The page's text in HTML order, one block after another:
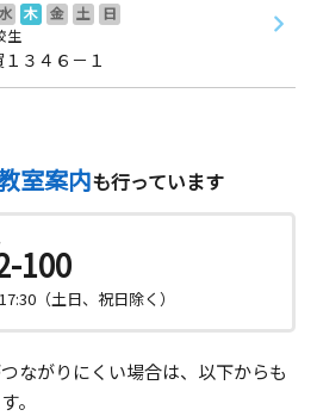
木 金 土
日
生
３４６－１
室案内も行っています
100
（土日、祝日除く）
ながりにくい場合は、以下からも
。